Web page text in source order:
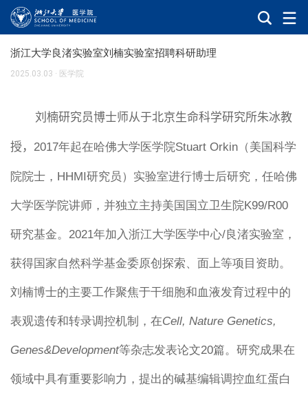
浙江大学良渚实验室刘楠实验室招聘科研助理
2025.03.03 · 医学院
刘楠研究员博士师从于北京生命科学研究所朱冰教
授， 2017年起在哈佛大学医学院Stuart Orkin （美国科学
院院士， HHMI研究员）实验室进行博士后研究，任哈佛
大学医学院讲师，并独立主持美国国立卫生院K99/R00
研究基金。 2021年加入浙江大学医学中心/良渚实验室，
获得国家自然科学基金委原创探索、面上等项目资助。
刘楠博士的主要工作聚焦于干细胞和血液发育过程中的
表观遗传和转录调控机制，在Cell, Nature Genetics,
Genes&Development等杂志发表论文20篇。研究成果在
领域中具有重要影响力，提出的碱基编辑调控血红蛋白